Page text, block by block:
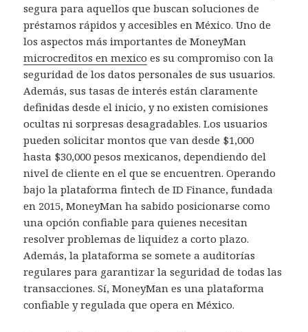
segura para aquellos que buscan soluciones de
préstamos rápidos y accesibles en México. Uno de
los aspectos más importantes de MoneyMan
microcreditos en mexico es su compromiso con la
seguridad de los datos personales de sus usuarios.
Además, sus tasas de interés están claramente
definidas desde el inicio, y no existen comisiones
ocultas ni sorpresas desagradables. Los usuarios
pueden solicitar montos que van desde $1,000
hasta $30,000 pesos mexicanos, dependiendo del
nivel de cliente en el que se encuentren. Operando
bajo la plataforma fintech de ID Finance, fundada
en 2015, MoneyMan ha sabido posicionarse como
una opción confiable para quienes necesitan
resolver problemas de liquidez a corto plazo.
Además, la plataforma se somete a auditorías
regulares para garantizar la seguridad de todas las
transacciones. Sí, MoneyMan es una plataforma
confiable y regulada que opera en México.